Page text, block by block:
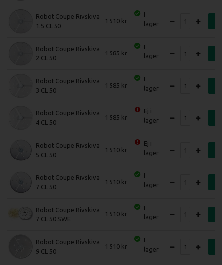
Robot Coupe Rivskiva
1.5 CL 50
1 510
I
lager
Robot Coupe Rivskiva
2 CL 50
1 585
I
lager
Robot Coupe Rivskiva
3 CL 50
1 585
I
lager
Robot Coupe Rivskiva
4 CL 50
1 585
Ej i
lager
Robot Coupe Rivskiva
5 CL 50
1 510
Ej i
lager
Robot Coupe Rivskiva
7 CL 50
1 510
I
lager
Robot Coupe Rivskiva
7 CL 50 SWE
1 510
I
lager
Robot Coupe Rivskiva
9 CL 50
1 510
I
lager